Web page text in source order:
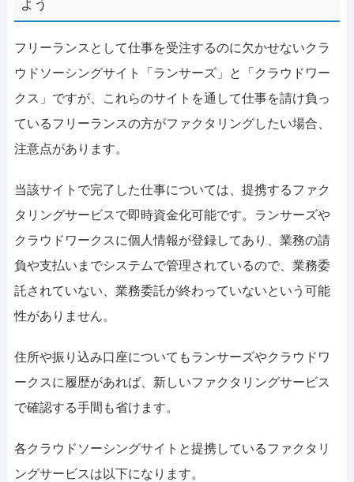
よう
フリーランスとして仕事を受注するのに欠かせないクラ
ウドソーシングサイト「ランサーズ」と「クラウドワー
クス」ですが、これらのサイトを通して仕事を請け負っ
ているフリーランスの方がファクタリングしたい場合、
注意点があります。
当該サイトで完了した仕事については、提携するファク
タリングサービスで即時資金化可能です。ランサーズや
クラウドワークスに個人情報が登録してあり、業務の請
負や支払いまでシステムで管理されているので、業務委
託されていない、業務委託が終わっていないという可能
性がありません。
住所や振り込み口座についてもランサーズやクラウドワ
ークスに履歴があれば、新しいファクタリングサービス
で確認する手間も省けます。
各クラウドソーシングサイトと提携しているファクタリ
ングサービスは以下になります。